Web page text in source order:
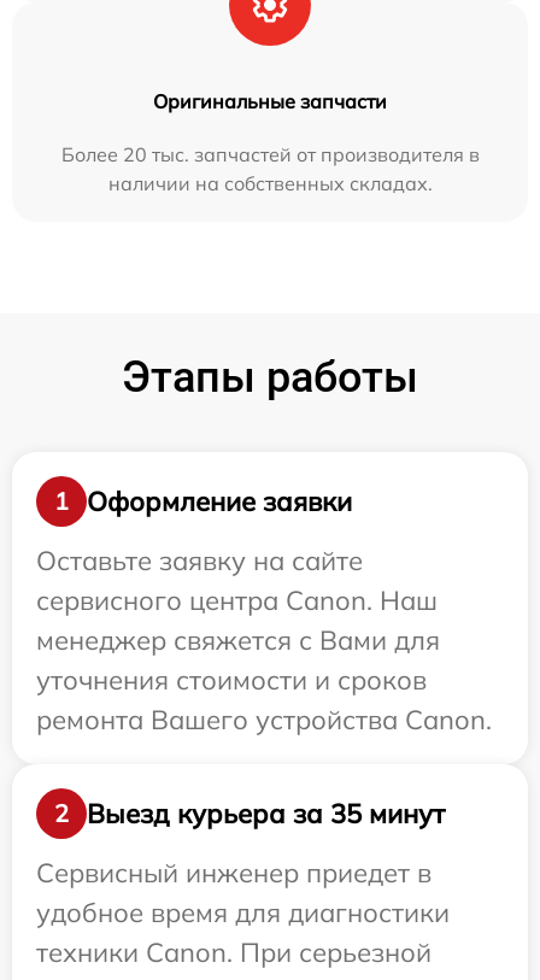
Оригинальные запчасти
Более 20 тыс. запчастей от производителя в
наличии на собственных складах.
Этапы работы
1
Оформление заявки
Оставьте заявку на сайте
сервисного центра Canon. Наш
менеджер свяжется с Вами для
уточнения стоимости и сроков
ремонта Вашего устройства Canon.
2
Выезд курьера за 35 минут
Сервисный инженер приедет в
удобное время для диагностики
техники Canon. При серьезной